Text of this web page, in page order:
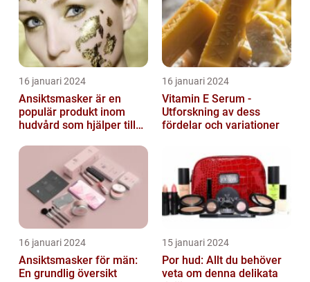
16 januari 2024
Ansiktsmasker är en
populär produkt inom
hudvård som hjälper till
näring åt hud...
16 januari 2024
Vitamin E Serum -
Utforskning av dess
fördelar och variationer
16 januari 2024
Ansiktsmasker för män:
En grundlig översikt
15 januari 2024
Por hud: Allt du behöver
veta om denna delikata